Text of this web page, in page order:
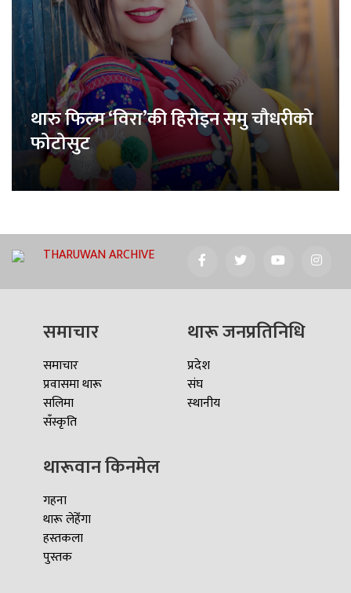
थारु फिल्म ‘विरा’की हिरोइन समु चौधरीको
फोटोसुट
THARUWAN ARCHIVE
समाचार
समाचार
प्रवासमा थारू
सलिमा
सँस्कृति
थारू जनप्रतिनिधि
प्रदेश
संघ
स्थानीय
थारूवान किनमेल
गहना
थारू लेहेँगा
हस्तकला
पुस्तक